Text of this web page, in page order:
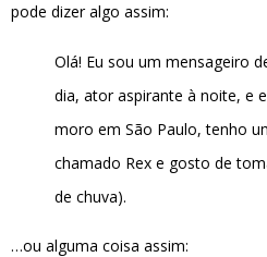
pode dizer algo assim:
Olá! Eu sou um mensageiro
dia, ator aspirante à noite, e
moro em São Paulo, tenho
chamado Rex e gosto de
de chuva).
…ou alguma coisa assim: